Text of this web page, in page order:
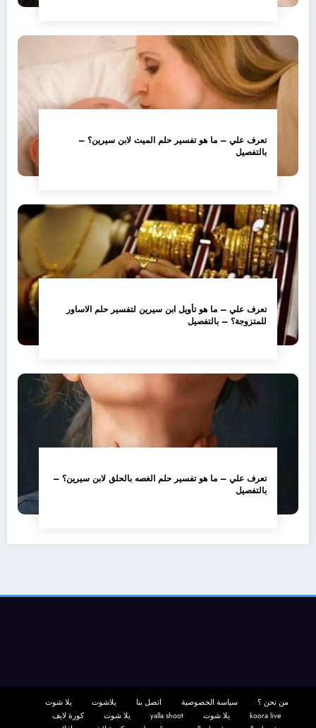
تعرف علي – ما هو تفسير حلم الميت لابن سيرين؟ –
بالتفصيل
تعرف علي – ما هو تأويل ابن سيرين لتفسير حلم الاساور
للمتزوجة؟ – بالتفصيل
تعرف علي – ما هو تفسير حلم الغصه بالحلق لابن سيرين؟ –
بالتفصيل
من نحن ؟ سياسة الخصوصية اتصل بنا يلاشوت
يلا شوت
koora live
يلا شوت yalla shoot يلا شوت
كورة لايف